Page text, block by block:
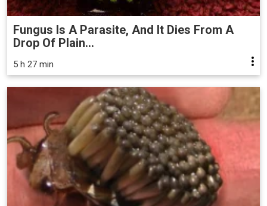
Fungus Is A Parasite, And It Dies From A
Drop Of Plain...
5 h 27 min